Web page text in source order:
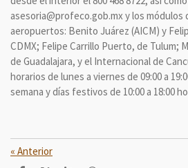
asesoria@profeco.gob.mx y los módulos
aeropuertos: Benito Juárez (AICM) y
CDMX; Felipe Carrillo Puerto, de Tulum;
de Guadalajara, y el Internacional de
horarios de lunes a viernes de 09:00 a
semana y días festivos de 10:00 a 18:00
« Anterior